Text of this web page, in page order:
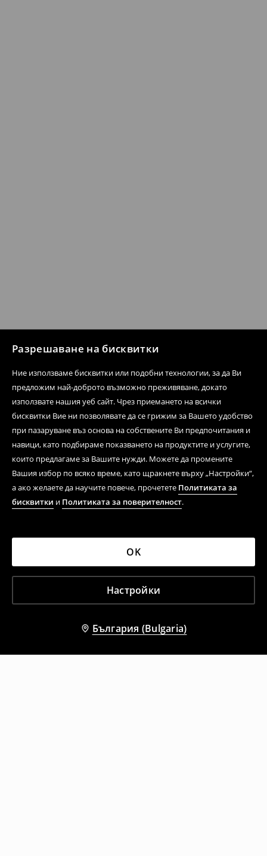
Разрешаване на бисквитки
Ние използваме бисквитки или подобни технологии, за да Ви
предложим най-доброто възможно преживяване, докато
използвате нашия уеб сайт. Чрез приемането на всички
бисквитки Вие ни позволявате да се грижим за Вашето удобство
при пазаруване въз основа на собствените Ви предпочитания и
навици, като подбираме показването на продуктите и услугите,
които предлагаме за Вашите нужди. Можете да промените
Вашия избор по всяко време, като щракнете върху „Настройки“,
а ако желаете да научите повече, прочетете Политиката за
бисквитки и Политиката за поверителност.
Настройки
OK
България (Bulgaria)